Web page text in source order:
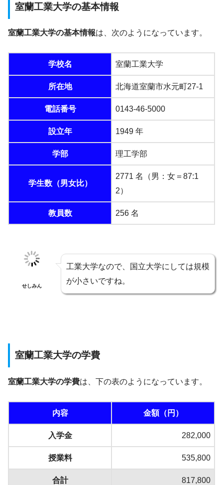
室蘭工業大学の基本情報
室蘭工業大学の基本情報は、次のようになっています。
学校名 室蘭工業大学
所在地 北海道室蘭市水元町27-1
電話番号 0143-46-5000
設立年 1949 年
学部 理工学部
学生数（男女比）
2771 名（男：女＝87:1
2）
教員数 256 名
せしみん
工業大学なので、国立大学にしては規模
が小さいですね。
室蘭工業大学の学費
室蘭工業大学の学費は、下の表のようになっています。
内容 金額（円）
入学金 282,000
授業料 535,800
合計 817,800